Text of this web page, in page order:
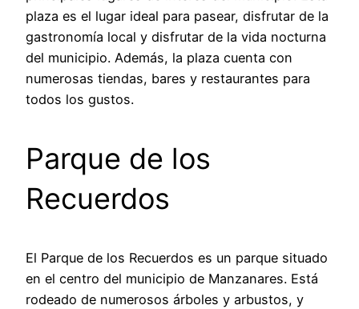
plaza es el lugar ideal para pasear, disfrutar de la
gastronomía local y disfrutar de la vida nocturna
del municipio. Además, la plaza cuenta con
numerosas tiendas, bares y restaurantes para
todos los gustos.
Parque de los
Recuerdos
El Parque de los Recuerdos es un parque situado
en el centro del municipio de Manzanares. Está
rodeado de numerosos árboles y arbustos, y